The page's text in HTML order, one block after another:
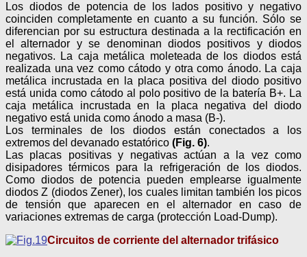
Los diodos de potencia de los lados positivo y negativo
coinciden completamente en cuanto a su función. Sólo se
diferencian por su estructura destinada a la rectificación en
el alternador y se denominan diodos positivos y diodos
negativos. La caja metálica moleteada de los diodos está
realizada una vez como cátodo y otra como ánodo. La caja
metálica incrustada en la placa positiva del diodo positivo
está unida como cátodo al polo positivo de la batería B+. La
caja metálica incrustada en la placa negativa del diodo
negativo está unida como ánodo a masa (B-).
Los terminales de los diodos están conectados a los
extremos del devanado estatórico (Fig. 6).
Las placas positivas y negativas actúan a la vez como
disipadores térmicos para la refrigeración de los diodos.
Como diodos de potencia pueden emplearse igualmente
diodos Z (diodos Zener), los cuales limitan también los picos
de tensión que aparecen en el alternador en caso de
variaciones extremas de carga (protección Load-Dump).
Circuitos de corriente del alternador trifásico